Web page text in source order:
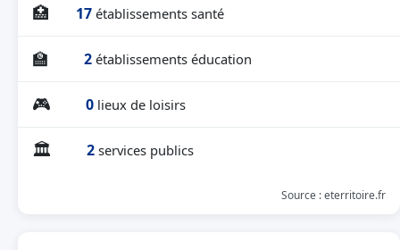
🏥 17 établissements santé
🏫 2 établissements éducation
🎮 0 lieux de loisirs
🏛 2 services publics
Source : eterritoire.fr